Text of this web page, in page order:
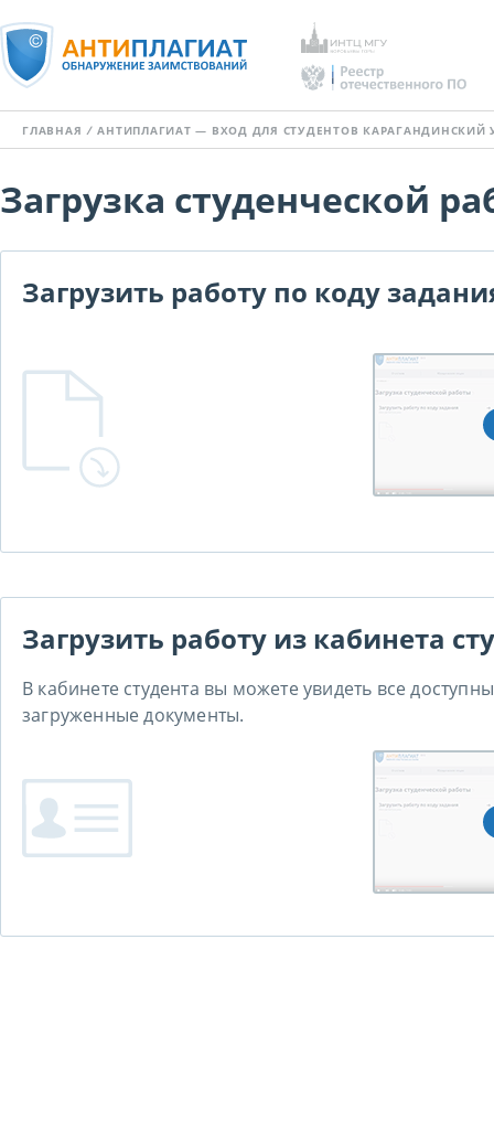
ГЛАВНАЯ / АНТИПЛАГИАТ — ВХОД ДЛЯ СТУДЕНТОВ КАРАГАНДИНСКИЙ
Загрузка студенческой
Загрузить работу по коду
Загрузить работу из кабинета
В кабинете студента вы можете увидеть все
загруженные документы.